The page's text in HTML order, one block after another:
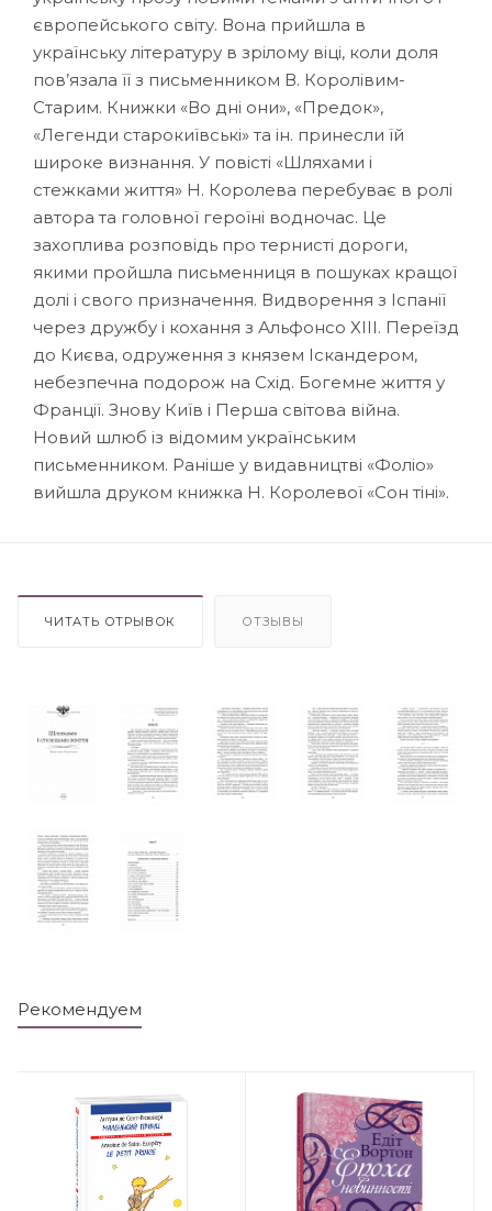
європейського світу. Вона прийшла в
українську літературу в зрілому віці, коли доля
пов’язала її з письменником В. Королівим-
Старим. Книжки «Во дні они», «Предок»,
«Легенди старокиївські» та ін. принесли їй
широке визнання. У повісті «Шляхами і
стежками життя» Н. Королева перебуває в ролі
автора та головної героїні водночас. Це
захоплива розповідь про тернисті дороги,
якими пройшла письменниця в пошуках кращої
долі і свого призначення. Видворення з Іспанії
через дружбу і кохання з Альфонсо ХІІІ. Переїзд
до Києва, одруження з князем Іскандером,
небезпечна подорож на Схід. Богемне життя у
Франції. Знову Київ і Перша світова війна.
Новий шлюб із відомим українським
письменником. Раніше у видавництві «Фоліо»
вийшла друком книжка Н. Королевої «Сон тіні».
ЧИТАТЬ ОТРЫВОК ОТЗЫВЫ
Рекомендуем